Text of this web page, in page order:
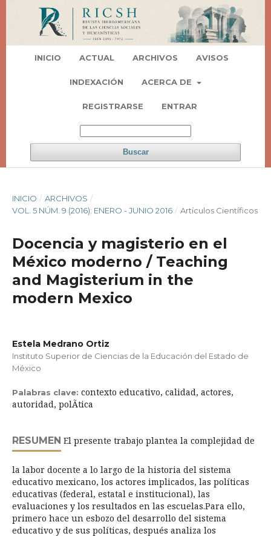
INICIO ACTUAL ARCHIVOS AVISOS
INDEXACIÓN ACERCA DE
REGISTRARSE ENTRAR
Buscar
INICIO / ARCHIVOS /
VOL. 5 NÚM. 9 (2016): ENERO - JUNIO 2016 / Artí­culos Científicos
Docencia y magisterio en el
México moderno / Teaching
and Magisterium in the
modern Mexico
Estela Medrano Ortiz
Instituto Superior de Ciencias de la Educación del Estado de
México
Palabras clave: contexto educativo, calidad, actores,
autoridad, polÃ­tica
RESUMEN El presente trabajo plantea la complejidad de
la labor docente a lo largo de la historia del sistema
educativo mexicano, los actores implicados, las políticas
educativas (federal, estatal e institucional), las
evaluaciones y los resultados en las escuelas.Para ello,
primero hace un esbozo del desarrollo del sistema
educativo y de sus políticas, después analiza los